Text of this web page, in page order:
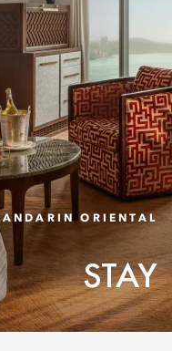
ORIENTAL
STAY